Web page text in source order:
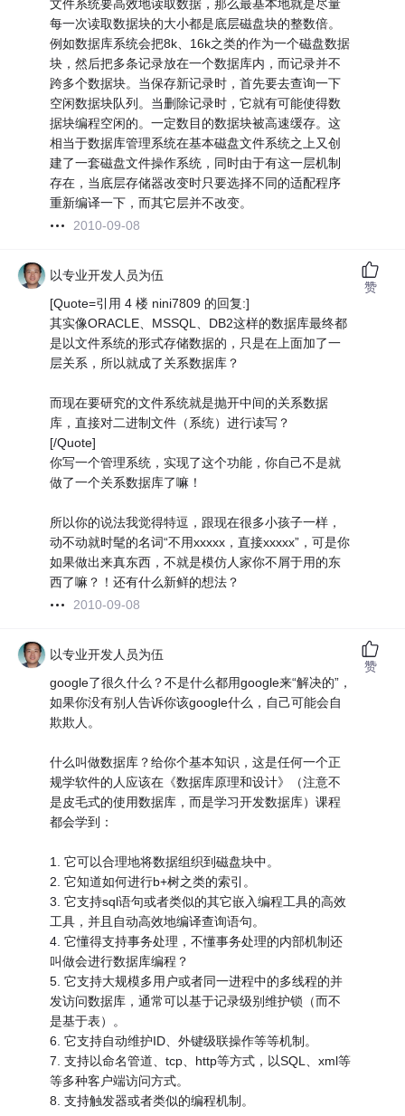
文件系统要高效地读取数据，那么最基本地就是尽量
每一次读取数据块的大小都是底层磁盘块的整数倍。
例如数据库系统会把8k、16k之类的作为一个磁盘数据
块，然后把多条记录放在一个数据库内，而记录并不
跨多个数据块。当保存新记录时，首先要去查询一下
空闲数据块队列。当删除记录时，它就有可能使得数
据块编程空闲的。一定数目的数据块被高速缓存。这
相当于数据库管理系统在基本磁盘文件系统之上又创
建了一套磁盘文件操作系统，同时由于有这一层机制
存在，当底层存储器改变时只要选择不同的适配程序
重新编译一下，而其它层并不改变。
2010-09-08
以专业开发人员为伍
[Quote=引用 4 楼 nini7809 的回复:]
其实像ORACLE、MSSQL、DB2这样的数据库最终都
是以文件系统的形式存储数据的，只是在上面加了一
层关系，所以就成了关系数据库？
而现在要研究的文件系统就是抛开中间的关系数据
库，直接对二进制文件（系统）进行读写？
[/Quote]
你写一个管理系统，实现了这个功能，你自己不是就
做了一个关系数据库了嘛！
所以你的说法我觉得特逗，跟现在很多小孩子一样，
动不动就时髦的名词“不用xxxxx，直接xxxxx”，可是你
如果做出来真东西，不就是模仿人家你不屑于用的东
西了嘛？！还有什么新鲜的想法？
2010-09-08
赞
以专业开发人员为伍
google了很久什么？不是什么都用google来“解决的”，
如果你没有别人告诉你该google什么，自己可能会自
欺欺人。
什么叫做数据库？给你个基本知识，这是任何一个正
规学软件的人应该在《数据库原理和设计》（注意不
是皮毛式的使用数据库，而是学习开发数据库）课程
都会学到：
1. 它可以合理地将数据组织到磁盘块中。
2. 它知道如何进行b+树之类的索引。
3. 它支持sql语句或者类似的其它嵌入编程工具的高效
工具，并且自动高效地编译查询语句。
4. 它懂得支持事务处理，不懂事务处理的内部机制还
叫做会进行数据库编程？
5. 它支持大规模多用户或者同一进程中的多线程的并
发访问数据库，通常可以基于记录级别维护锁（而不
是基于表）。
6. 它支持自动维护ID、外键级联操作等等机制。
7. 支持以命名管道、tcp、http等方式，以SQL、xml等
等多种客户端访问方式。
8. 支持触发器或者类似的编程机制。
赞